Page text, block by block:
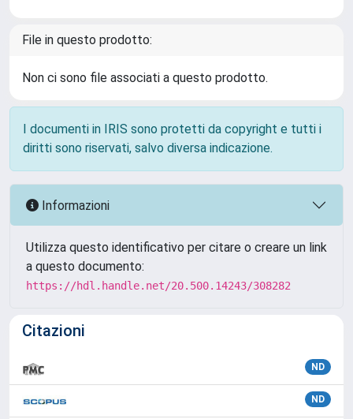
File in questo prodotto:
Non ci sono file associati a questo prodotto.
I documenti in IRIS sono protetti da copyright e tutti i
diritti sono riservati, salvo diversa indicazione.
Informazioni
Utilizza questo identificativo per citare o creare un link
a questo documento:
https://hdl.handle.net/20.500.14243/308282
Citazioni
ND
ND